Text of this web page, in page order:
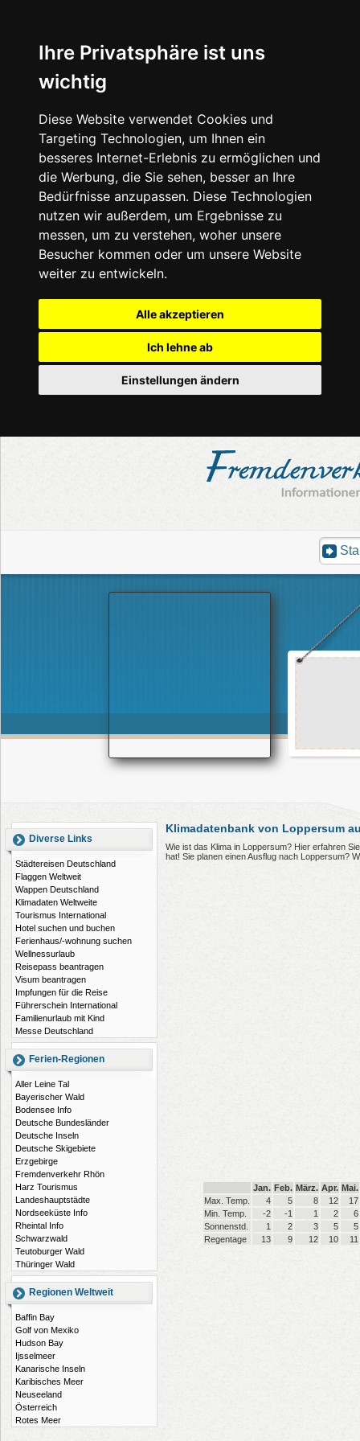
Ihre Privatsphäre ist uns
wichtig
Diese Website verwendet Cookies und
Targeting Technologien, um Ihnen ein
besseres Internet-Erlebnis zu ermöglichen und
die Werbung, die Sie sehen, besser an Ihre
Bedürfnisse anzupassen. Diese Technologien
nutzen wir außerdem, um Ergebnisse zu
messen, um zu verstehen, woher unsere
Besucher kommen oder um unsere Website
weiter zu entwickeln.
Alle akzeptieren
Ich lehne ab
Einstellungen ändern
Diverse Links
Städtereisen Deutschland
Flaggen Weltweit
Wappen Deutschland
Klimadaten Weltweite
Tourismus International
Hotel suchen und buchen
Ferienhaus/-wohnung suchen
Wellnessurlaub
Reisepass beantragen
Visum beantragen
Impfungen für die Reise
Führerschein International
Familienurlaub mit Kind
Messe Deutschland
Ferien-Regionen
Aller Leine Tal
Bayerischer Wald
Bodensee Info
Deutsche Bundesländer
Deutsche Inseln
Deutsche Skigebiete
Erzgebirge
Fremdenverkehr Rhön
Harz Tourismus
Landeshauptstädte
Nordseeküste Info
Rheintal Info
Schwarzwald
Teutoburger Wald
Thüringer Wald
Regionen Weltweit
Baffin Bay
Golf von Mexiko
Hudson Bay
Ijsselmeer
Kanarische Inseln
Karibisches Meer
Neuseeland
Österreich
Rotes Meer
Klimadatenbank von Loppersum
Wie ist das Klima in Loppersum? Hier erfahren
hat! Sie planen einen Ausflug nach Loppersum?
Jan. Feb. März. Apr. Mai.
Max. Temp.
4 5 8 12
17
Min. Temp.
-2 -1 1 2
6
Sonnenstd.
1 2 3 5
5
Regentage
13 9 12 10 11